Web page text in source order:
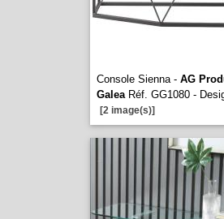
Console Sienna - AG
GaleaRéf. GG1080 -
[2 image(s)]